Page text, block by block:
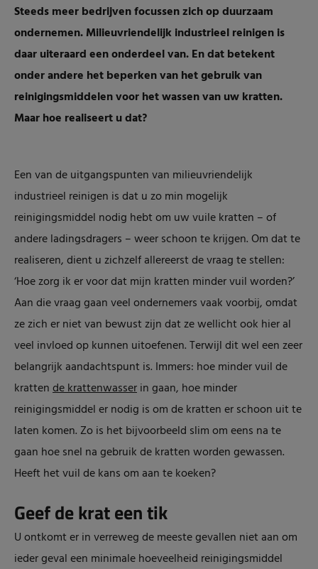
Steeds meer bedrijven focussen zich op duurzaam
ondernemen. Milieuvriendelijk industrieel reinigen is
daar uiteraard een onderdeel van. En dat betekent
onder andere het beperken van het gebruik van
reinigingsmiddelen voor het wassen van uw kratten.
Maar hoe realiseert u dat?
Een van de uitgangspunten van milieuvriendelijk
industrieel reinigen is dat u zo min mogelijk
reinigingsmiddel nodig hebt om uw vuile kratten – of
andere ladingsdragers – weer schoon te krijgen. Om dat te
realiseren, dient u zichzelf allereerst de vraag te stellen:
‘Hoe zorg ik er voor dat mijn kratten minder vuil worden?’
Aan die vraag gaan veel ondernemers vaak voorbij, omdat
ze zich er niet van bewust zijn dat ze wellicht ook hier al
veel invloed op kunnen uitoefenen. Terwijl dit wel een zeer
belangrijk aandachtspunt is. Immers: hoe minder vuil de
krattende krattenwasserin gaan, hoe minder
reinigingsmiddel er nodig is om de kratten er schoon uit te
laten komen. Zo is het bijvoorbeeld slim om eens na te
gaan hoe snel na gebruik de kratten worden gewassen.
Heeft het vuil de kans om aan te koeken?
Geef de krat een tik
U ontkomt er in verreweg de meeste gevallen niet aan om
ieder geval een minimale hoeveelheid reinigingsmiddel